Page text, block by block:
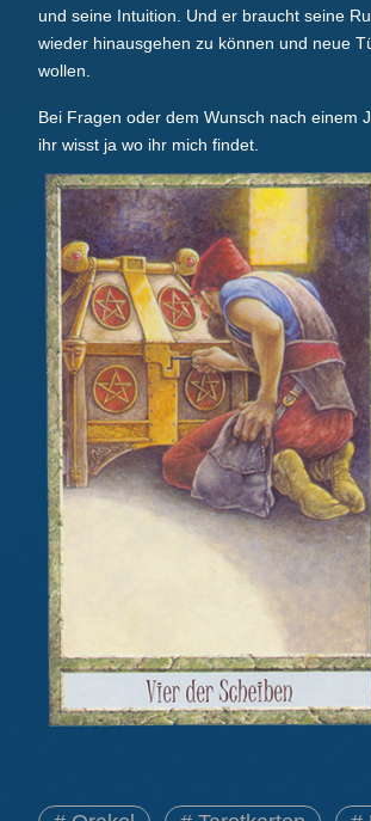
und seine Intuition. Und er braucht seine
wieder hinausgehen zu können und neue
wollen.
Bei Fragen oder dem Wunsch nach einem
ihr wisst ja wo ihr mich findet.